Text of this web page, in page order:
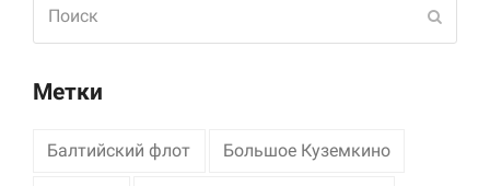
Метки
Балтийский флот Большое Куземкино